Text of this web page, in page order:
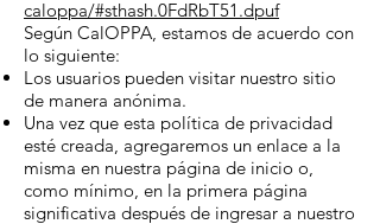
caloppa/#sthash.0FdRbT51.dpuf
Según CalOPPA, estamos de acuerdo con
lo siguiente:
Los usuarios pueden visitar nuestro sitio
de manera anónima.
Una vez que esta política de privacidad
esté creada, agregaremos un enlace a la
misma en nuestra página de inicio o,
como mínimo, en la primera página
significativa después de ingresar a nuestro